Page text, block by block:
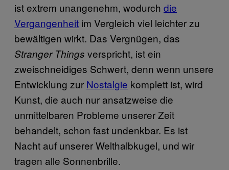
ist extrem unangenehm, wodurch die
Vergangenheit im Vergleich viel leichter zu
bewältigen wirkt. Das Vergnügen, das
Stranger Things verspricht, ist ein
zweischneidiges Schwert, denn wenn unsere
Entwicklung zur Nostalgie komplett ist, wird
Kunst, die auch nur ansatzweise die
unmittelbaren Probleme unserer Zeit
behandelt, schon fast undenkbar. Es ist
Nacht auf unserer Welthalbkugel, und wir
tragen alle Sonnenbrille.